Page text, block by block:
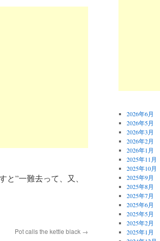
”一難去って、又、
Pot calls the kettle black →
2026年6月
2026年5月
2026年3月
2026年2月
2026年1月
2025年11月
2025年10月
2025年9月
2025年8月
2025年7月
2025年6月
2025年5月
2025年2月
2025年1月